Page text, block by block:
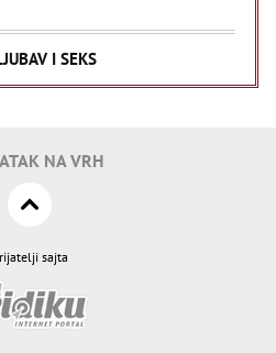
I SEKS
NA VRH
sajta